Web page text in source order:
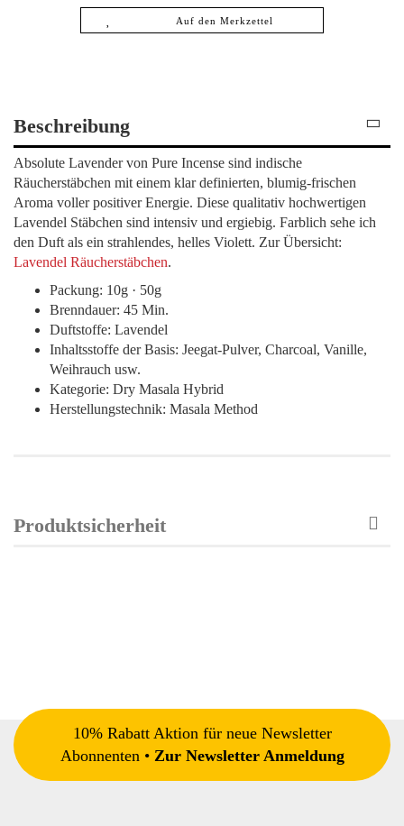
Auf den Merkzettel
Beschreibung
Absolute Lavender von Pure Incense sind indische
Räucherstäbchen mit einem klar definierten, blumig-frischen
Aroma voller positiver Energie. Diese qualitativ hochwertigen
Lavendel Stäbchen sind intensiv und ergiebig. Farblich sehe ich
den Duft als ein strahlendes, helles Violett. Zur Übersicht:
Lavendel Räucherstäbchen.
Packung: 10g · 50g
Brenndauer: 45 Min.
Duftstoffe: Lavendel
Inhaltsstoffe der Basis: Jeegat-Pulver, Charcoal, Vanille,
Weihrauch usw.
Kategorie: Dry Masala Hybrid
Herstellungstechnik: Masala Method
Produktsicherheit
10% Rabatt Aktion für neue Newsletter
Abonnenten • Zur Newsletter Anmeldung